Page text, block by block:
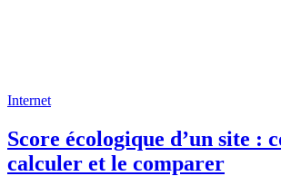
Internet
Score écologique d’un site :
calculer et le comparer